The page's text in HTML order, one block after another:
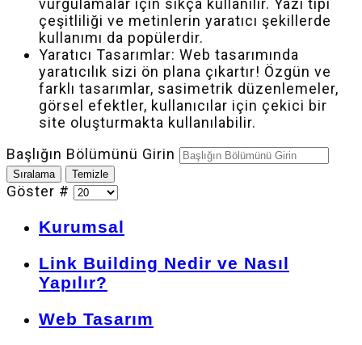
vurgulamalar için sıkça kullanılır. Yazı tipi
çeşitliliği ve metinlerin yaratıcı şekillerde
kullanımı da popülerdir.
Yaratıcı Tasarımlar: Web tasarımında
yaratıcılık sizi ön plana çıkartır! Özgün ve
farklı tasarımlar, sasimetrik düzenlemeler,
görsel efektler, kullanıcılar için çekici bir
site oluşturmakta kullanılabilir.
Başlığın Bölümünü Girin
Sıralama Temizle
Göster #
Kurumsal
Link Building Nedir ve Nasıl
Yapılır?
Web Tasarım